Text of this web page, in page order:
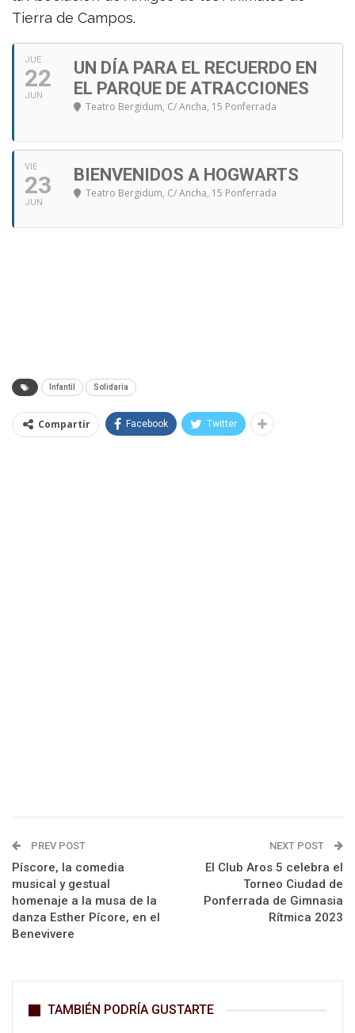
Tierra de Campos.
JUE
22
JUN
UN DÍA PARA EL RECUERDO EN
EL PARQUE DE ATRACCIONES
Teatro Bergidum, C/ Ancha, 15 Ponferrada
VIE
23
JUN
BIENVENIDOS A HOGWARTS
Teatro Bergidum, C/ Ancha, 15 Ponferrada
Infantil Solidaria
Compartir Facebook Twitter
PREV POST
Píscore, la comedia
musical y gestual
homenaje a la musa de la
danza Esther Pícore, en el
Benevivere
NEXT POST
El Club Aros 5 celebra el
Torneo Ciudad de
Ponferrada de Gimnasia
Rítmica 2023
TAMBIÉN PODRÍA GUSTARTE